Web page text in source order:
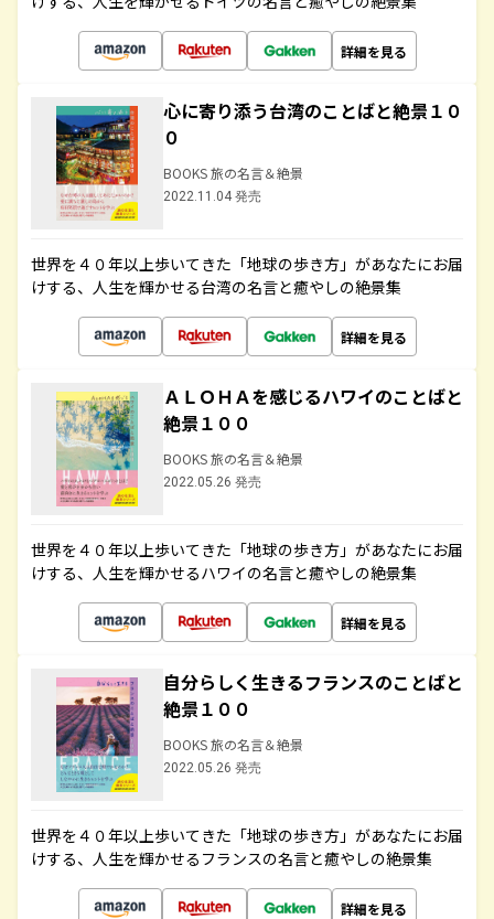
詳細を見る
心に寄り添う台湾のことばと絶景１０
０
BOOKS 旅の名言＆絶景
2022.11.04 発売
世界を４０年以上歩いてきた「地球の歩き方」があなたにお届
けする、人生を輝かせる台湾の名言と癒やしの絶景集
詳細を見る
ＡＬＯＨＡを感じるハワイのことばと
絶景１００
BOOKS 旅の名言＆絶景
2022.05.26 発売
世界を４０年以上歩いてきた「地球の歩き方」があなたにお届
けする、人生を輝かせるハワイの名言と癒やしの絶景集
詳細を見る
自分らしく生きるフランスのことばと
絶景１００
BOOKS 旅の名言＆絶景
2022.05.26 発売
世界を４０年以上歩いてきた「地球の歩き方」があなたにお届
けする、人生を輝かせるフランスの名言と癒やしの絶景集
詳細を見る